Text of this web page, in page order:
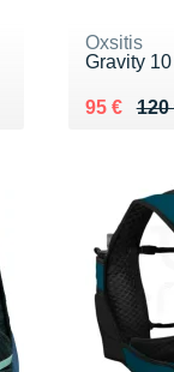
Oxsitis
Gravity 10
120
Au lieu de
95 €
Vendu 95